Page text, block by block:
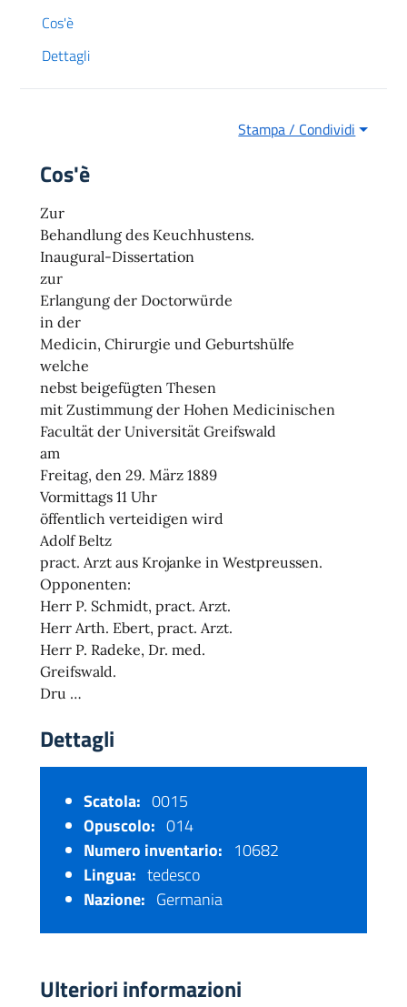
Cos'è
Dettagli
Stampa / Condividi
Cos'è
Zur
Behandlung des Keuchhustens.
Inaugural-Dissertation
zur
Erlangung der Doctorwürde
in der
Medicin, Chirurgie und Geburtshülfe
welche
nebst beigefügten Thesen
mit Zustimmung der Hohen Medicinischen
Facultät der Universität Greifswald
am
Freitag, den 29. März 1889
Vormittags 11 Uhr
öffentlich verteidigen wird
Adolf Beltz
pract. Arzt aus Krojanke in Westpreussen.
Opponenten:
Herr P. Schmidt, pract. Arzt.
Herr Arth. Ebert, pract. Arzt.
Herr P. Radeke, Dr. med.
Greifswald.
Dru …
Dettagli
Scatola: 0015
Opuscolo: 014
Numero inventario: 10682
Lingua: tedesco
Nazione: Germania
Ulteriori informazioni